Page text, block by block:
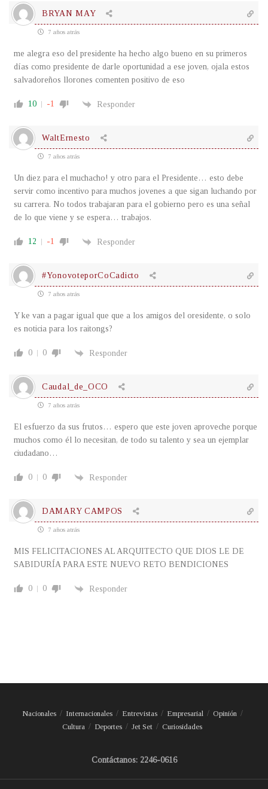
BRYAN MAY
7 años atrás
me alegra eso del presidente ha hecho algo bueno en su primeros
días como presidente de darle oportunidad a ese joven, ojala estos
salvadoreños llorones comenten positivo de eso
10 -1 Responder
WaltErnesto
7 años atrás
Un diez para el muchacho! y otro para el Presidente… esto debe
servir como incentivo para muchos jovenes a que sigan luchando por
su carrera. No todos trabajaran para el gobierno pero es una señal
de lo que viene y se espera… trabajos.
12 -1 Responder
#YonovoteporCoCadicto
7 años atrás
Y ke van a pagar igual que que a los amigos del oresidente, o solo
es noticia para los raitongs?
0 0 Responder
Caudal_de_OCO
7 años atrás
El esfuerzo da sus frutos… espero que este joven aproveche porque
muchos como él lo necesitan, de todo su talento y sea un ejemplar
ciudadano…
0 0 Responder
DAMARY CAMPOS
7 años atrás
MIS FELICITACIONES AL ARQUITECTO QUE DIOS LE DE
SABIDURÍA PARA ESTE NUEVO RETO BENDICIONES
0 0 Responder
Nacionales Internacionales Entrevistas Empresarial
Opinión
Cultura
Deportes Jet Set Curiosidades
Contáctanos: 2246-0616